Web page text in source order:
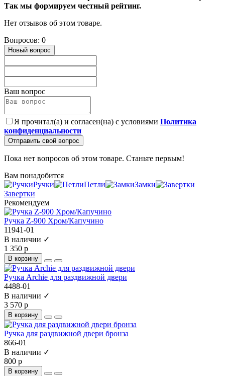
Так мы формируем честный рейтинг.
Нет отзывов об этом товаре.
Вопросов: 0
Новый вопрос
Ваш вопрос
Я прочитал(а) и согласен(на) с условиями Политика
конфиденциальности
Отправить свой вопрос
Пока нет вопросов об этом товаре. Станьте первым!
Вам понадобится
Ручки
Петли
Замки
Завертки
Рекомендуем
Ручка Z-900 Хром/Капучино
11941-01
В наличии ✓
1 350 р
В корзину
Ручка Archie для раздвижной двери
4488-01
В наличии ✓
3 570 р
В корзину
Ручка для раздвижной двери бронза
866-01
В наличии ✓
800 р
В корзину